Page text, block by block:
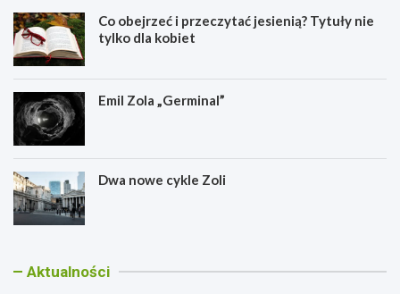
r
t
y
s
t
y
z
y
s
z
t
u
k
n
a
s
c
e
n
e
m
u
z
y
c
z
Co obejrzeć i przeczytać jesienią? Tytuły nie
tylko dla kobiet
Emil Zola „Germinal”
Dwa nowe cykle Zoli
Aktualności